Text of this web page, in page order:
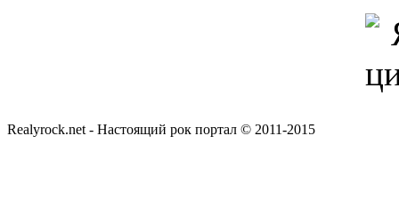
Realyrock.net - Настоящий рок портал © 2011-2015